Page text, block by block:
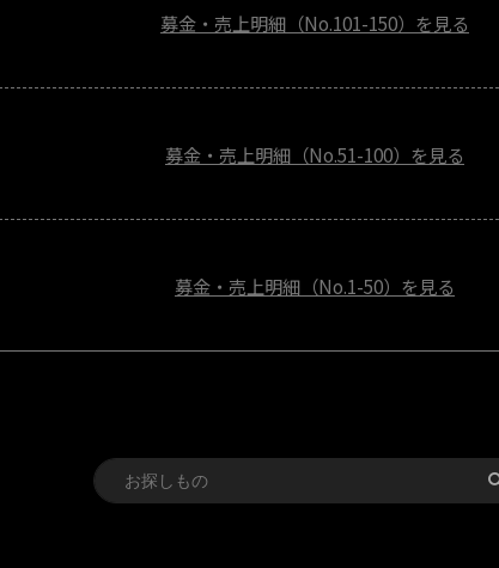
募金・売上明細（No.101-150）を見る
募金・売上明細（No.51-100）を見る
募金・売上明細（No.1-50）を見る